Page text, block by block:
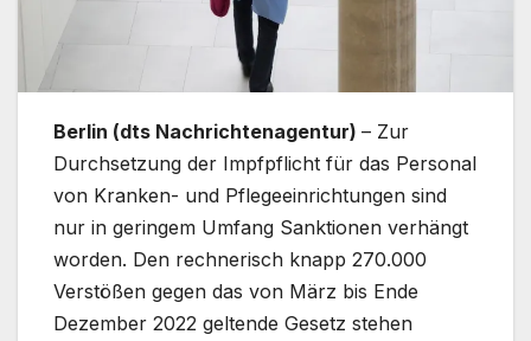
Berlin (dts Nachrichtenagentur) – Zur
Durchsetzung der Impfpflicht für das Personal
von Kranken- und Pflegeeinrichtungen sind
nur in geringem Umfang Sanktionen verhängt
worden. Den rechnerisch knapp 270.000
Verstößen gegen das von März bis Ende
Dezember 2022 geltende Gesetz stehen